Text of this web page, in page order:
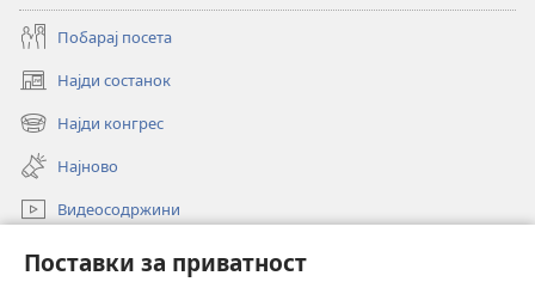
Поставки за приватност
Побарај посета
Најди состанок
(opens
new
window)
Најди конгрес
(opens
new
window)
Најново
Видеосодржини